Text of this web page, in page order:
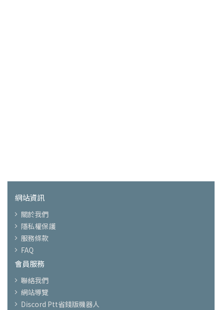
網站資訊
關於我們
隱私權保護
服務條款
FAQ
會員服務
聯絡我們
網站導覽
Discord Ptt省錢版機器人